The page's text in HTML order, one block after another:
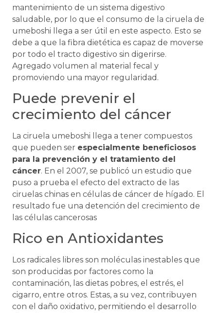
mantenimiento de un sistema digestivo
saludable, por lo que el consumo de la ciruela de
umeboshi llega a ser útil en este aspecto. Esto se
debe a que la fibra dietética es capaz de moverse
por todo el tracto digestivo sin digerirse.
Agregado volumen al material fecal y
promoviendo una mayor regularidad.
Puede prevenir el
crecimiento del cáncer
La ciruela umeboshi llega a tener compuestos
que pueden ser especialmente beneficiosos
para la prevención y el tratamiento del
cáncer. En el 2007, se publicó un estudio que
puso a prueba el efecto del extracto de las
ciruelas chinas en células de cáncer de hígado. El
resultado fue una detención del crecimiento de
las células cancerosas
Rico en Antioxidantes
Los radicales libres son moléculas inestables que
son producidas por factores como la
contaminación, las dietas pobres, el estrés, el
cigarro, entre otros. Estas, a su vez, contribuyen
con el daño oxidativo, permitiendo el desarrollo